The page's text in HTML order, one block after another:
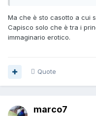
Ma che è sto casotto a cui
Capisco solo che è tra i
immaginario erotico.
Quote
marco7